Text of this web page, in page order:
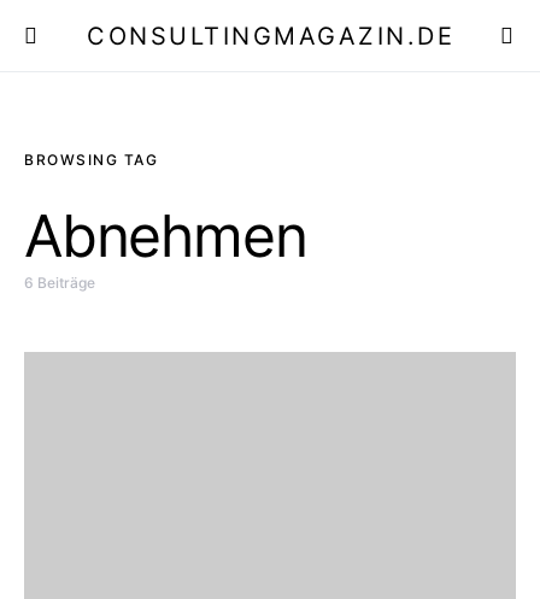
CONSULTINGMAGAZIN.DE
BROWSING TAG
Abnehmen
6 Beiträge